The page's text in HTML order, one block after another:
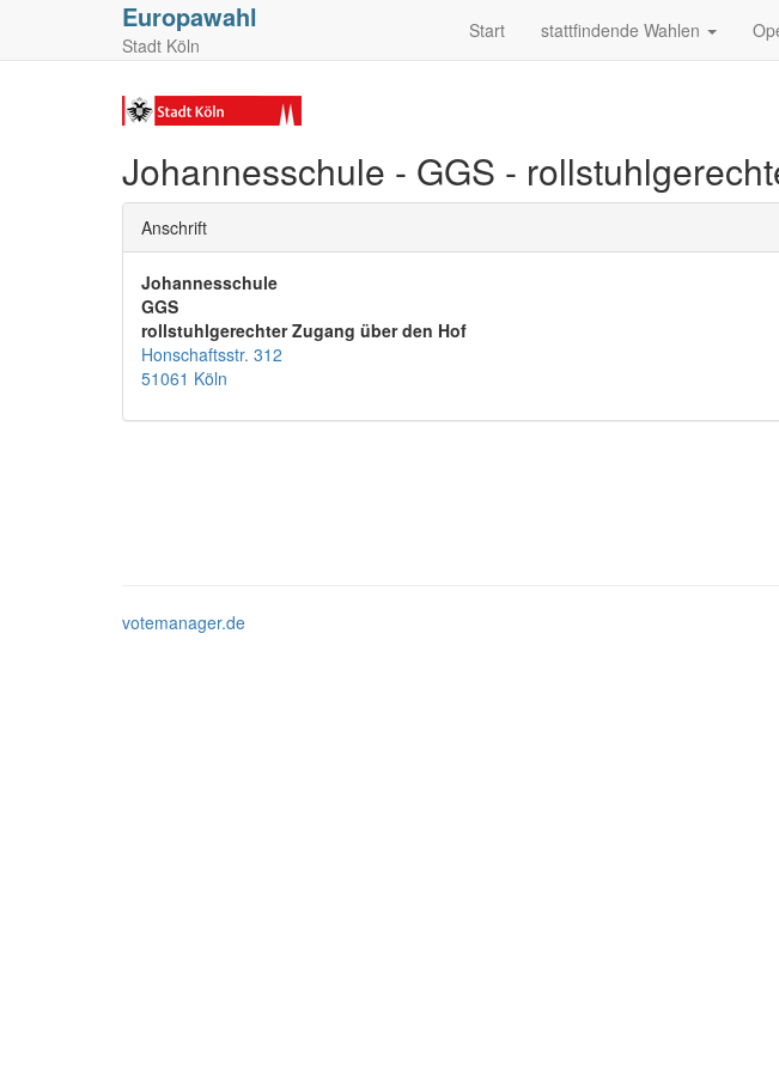
Europawahl
Stadt Köln
Start stattfindende Wahlen
Johannesschule - GGS -
Anschrift
Johannesschule
GGS
rollstuhlgerechter Zugang über den Hof
Honschaftsstr. 312
51061 Köln
votemanager.de